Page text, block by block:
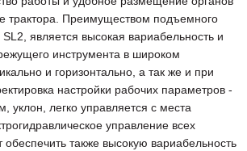
трактора. Преимуществом подъемного
SL2, является высокая вариабельность и
инструмента в широком
и горизонтально, а так же и при
настройки рабочих параметров -
уклон, легко управляется с места
управление всех
обеспечить также высокую вариабельность